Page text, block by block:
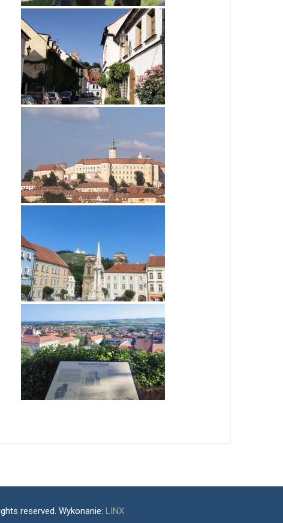
reserved. Wykonanie: LINX